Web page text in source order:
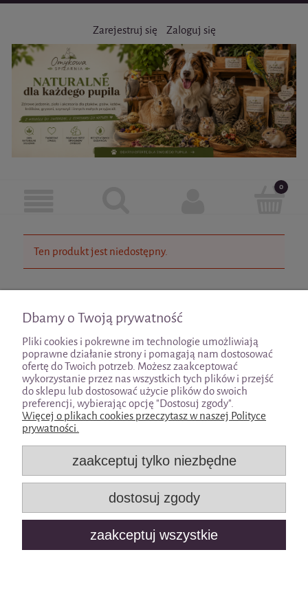
Zarejestruj się Zaloguj się
Ten produkt jest niedostępny.
Pomoc
Moje konto
Płatności i dostawa
O nas
pokaż pełną wersję strony
Sklep internetowy Shoper.pl
Dbamy o Twoją prywatność
Pliki cookies i pokrewne im technologie umożliwiają
poprawne działanie strony i pomagają nam dostosować
ofertę do Twoich potrzeb. Możesz zaakceptować
wykorzystanie przez nas wszystkich tych plików i przejść
do sklepu lub dostosować użycie plików do swoich
preferencji, wybierając opcję "Dostosuj zgody".
Więcej o plikach cookies przeczytasz w naszej Polityce
prywatności.
zaakceptuj tylko niezbędne
dostosuj zgody
zaakceptuj wszystkie